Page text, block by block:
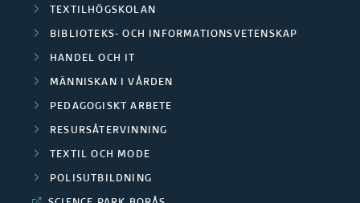
TEXTILHÖGSKOLAN
BIBLIOTEKS- OCH INFORMATIONSVETENSKAP
HANDEL OCH IT
MÄNNISKAN I VÅRDEN
PEDAGOGISKT ARBETE
RESURSÅTERVINNING
TEXTIL OCH MODE
POLISUTBILDNING